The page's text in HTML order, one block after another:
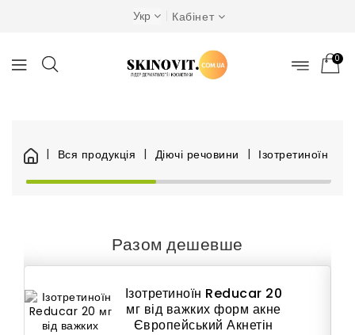
Укр Кабінет
0
Вся продукція Діючі речовини Ізотретиноїн
Разом дешевше
Ізотретиноїн Reducar 20
мг від важких форм акне
Європейський Акнетін